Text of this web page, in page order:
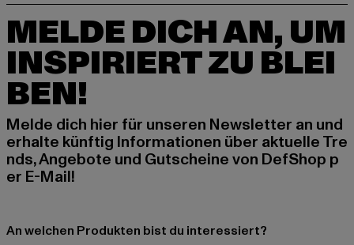
MELDE DICH AN, UM
INSPIRIERT ZU BLEI
BEN!
Melde dich hier für unseren Newsletter an und
erhalte künftig Informationen über aktuelle Tre
nds, Angebote und Gutscheine von DefShop p
er E-Mail!
An welchen Produkten bist du interessiert?